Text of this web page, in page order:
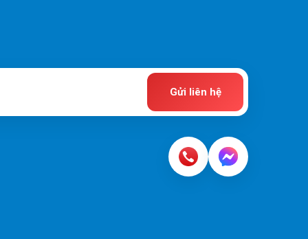
Gửi liên hệ